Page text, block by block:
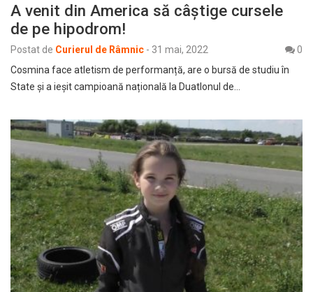
A venit din America să câștige cursele
de pe hipodrom!
Postat de Curierul de Râmnic - 31 mai, 2022
0
Cosmina face atletism de performanță, are o bursă de studiu în
State și a ieșit campioană națională la Duatlonul de…